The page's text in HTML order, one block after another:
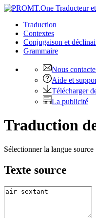
Traduction
Contextes
Conjugaison et
Grammaire
Nous
Aide et
Télécharger
La publicité
Traduction
Sélectionner la langue source
Texte source